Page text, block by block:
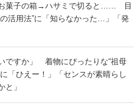
お菓子の箱→ハサミで切ると…… 目
活用法”に「知らなかった…」「発
ですか」 着物にぴったりな“祖母
「ひえー！」「センスが素晴らし
と」